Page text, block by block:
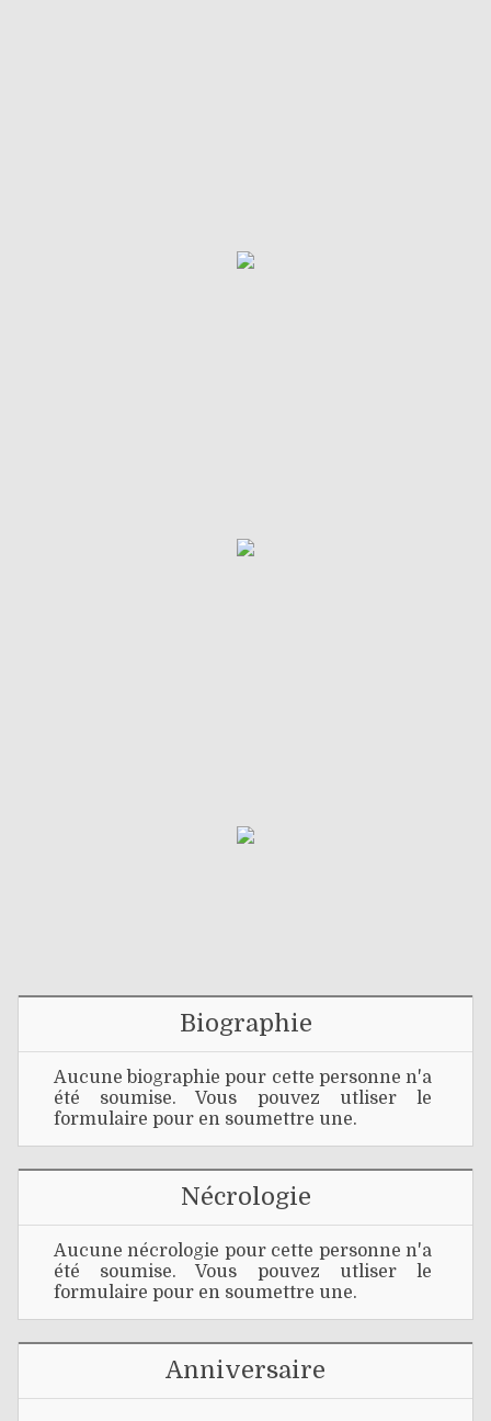
Biographie
Aucune biographie pour cette personne n'a
été soumise. Vous pouvez utliser le
formulaire pour en soumettre une.
Nécrologie
Aucune nécrologie pour cette personne n'a
été soumise. Vous pouvez utliser le
formulaire pour en soumettre une.
Anniversaire